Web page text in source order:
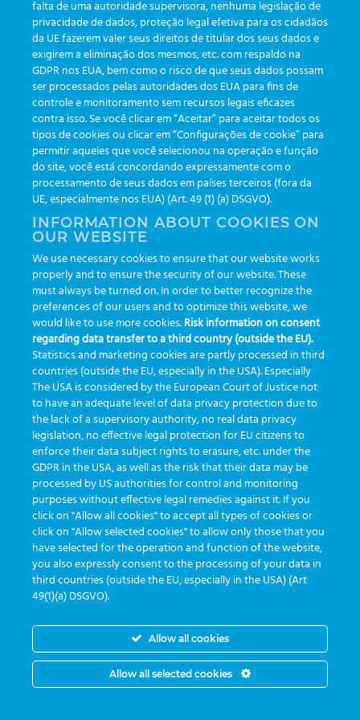
Participe do nosso sorteio
falta de uma autoridade supervisora, nenhuma legislação de
privacidade de dados, proteção legal efetiva para os cidadãos
da UE fazerem valer seus direitos de titular dos seus dados e
exigirem a eliminação dos mesmos, etc. com respaldo na
GDPR nos EUA, bem como o risco de que seus dados possam
ser processados pelas autoridades dos EUA para fins de
controle e monitoramento sem recursos legais eficazes
contra isso. Se você clicar em “Aceitar” para aceitar todos os
tipos de cookies ou clicar em “Configurações de cookie” para
permitir aqueles que você selecionou na operação e função
do site, você está concordando expressamente com o
processamento de seus dados em países terceiros (fora da
UE, especialmente nos EUA) (Art. 49 (1) (a) DSGVO).
INFORMATION ABOUT COOKIES ON
OUR WEBSITE
We use necessary cookies to ensure that our website works
properly and to ensure the security of our website. These
must always be turned on. In order to better recognize the
preferences of our users and to optimize this website, we
would like to use more cookies.Risk information on consent
regarding data transfer to a third country (outside the EU).
Statistics and marketing cookies are partly processed in third
countries (outside the EU, especially in the USA). Especially
The USA is considered by the European Court of Justice not
to have an adequate level of data privacy protection due to
the lack of a supervisory authority, no real data privacy
legislation, no effective legal protection for EU citizens to
enforce their data subject rights to erasure, etc. under the
GDPR in the USA, as well as the risk that their data may be
processed by US authorities for control and monitoring
purposes without effective legal remedies against it. If you
click on "Allow all cookies" to accept all types of cookies or
click on "Allow selected cookies" to allow only those that you
have selected for the operation and function of the website,
you also expressly consent to the processing of your data in
third countries (outside the EU, especially in the USA) (Art
49(1)(a) DSGVO).
Allow all cookies
Allow all selected cookies
Segunda a sexta das 8:30 às 17:30